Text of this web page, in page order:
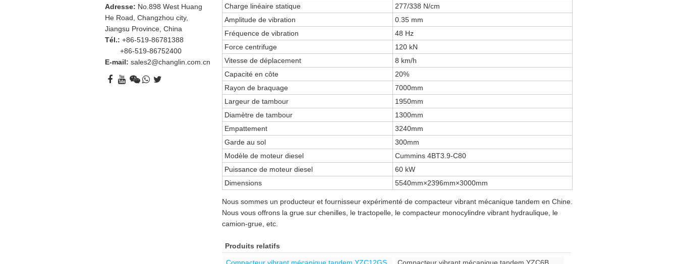
Charge linéaire statique
277/338 N/cm
Amplitude de vibration
0.35 mm
Fréquence de vibration
48 Hz
Force centrifuge
120 kN
Vitesse de déplacement
8 km/h
Capacité en côte
20%
Rayon de braquage
7000mm
Largeur de tambour
1950mm
Diamètre de tambour
1300mm
Empattement
3240mm
Garde au sol
300mm
Modèle de moteur diesel
Cummins 4BT3.9-C80
Puissance de moteur diesel
60 kW
Dimensions
5540mm×2396mm×3000mm
Nous sommes un producteur et fournisseur expérimenté de compacteur vibrant mécanique tandem en Chine.
Nous vous offrons la grue sur chenilles, le tractopelle, le compacteur monocylindre vibrant hydraulique, le
camion-grue, etc.
Produits relatifs
Adresse: No.898 West Huang
He Road, Changzhou city,
Jiangsu Province, China
Tél.: +86-519-86781388
+86-519-86752400
E-mail:sales2@changlin.com.cn